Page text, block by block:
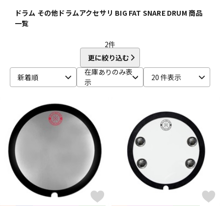
ベース ウクレレ
ドラム パーカッション
管楽器 その他楽器
ドラム その他ドラムアクセサリ BIG FAT SNARE DRUM 商品
一覧
2件
更に絞り込む
新着順
在庫ありのみ表
示
20 件表示